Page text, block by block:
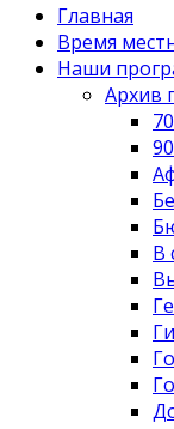
Главная
Время
Наши
Архив
В